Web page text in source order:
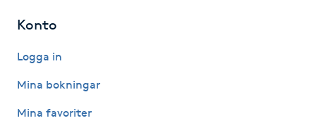
Hyperhidros
Hypnos
Konto
Logga in
Mina bokningar
Mina favoriter